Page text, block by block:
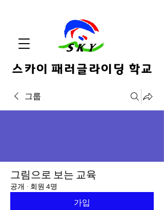
스카이 패러글라이딩 학교
그룹
그림으로 보는 교육
공개 · 회원 4명
가입